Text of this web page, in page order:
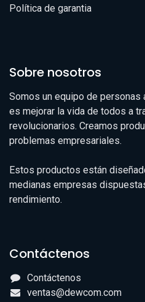
Política de garantia
Sobre nosotros
Somos un equipo de
es mejorar la vida de todos a
revolucionarios. Creamos
problemas empresariales.
Estos productos están
medianas empresas
rendimiento.
Contáctenos
Contáctenos
ventas@dewcom.com